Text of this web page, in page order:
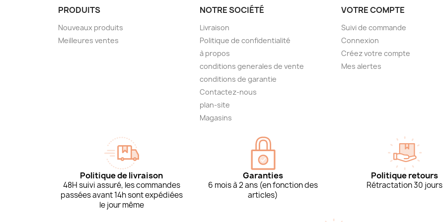
PRODUITS
Nouveaux produits
Meilleures ventes
NOTRE SOCIÉTÉ
Livraison
Politique de confidentialité
à propos
conditions generales de vente
conditions de garantie
Contactez-nous
plan-site
Magasins
VOTRE COMPTE
Suivi de commande
Connexion
Créez votre compte
Mes alertes
Politique de livraison
48H suivi assuré, les commandes
passées avant 14h sont expédiées
le jour même
Garanties
6 mois à 2 ans (en fonction des
articles)
Politique retours
Rétractation 30 jours